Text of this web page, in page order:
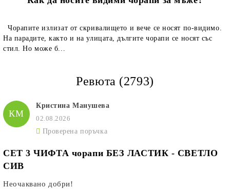
Чорапите излизат от скривалището и вече се носят по-видимо.
На парадите, както и на улицата, дългите чорапи се носят със
стил. Но може б...
Ревюта (2793)
КМ
Кристина Манушева
02.08.2026
Проверена поръчка
СЕТ 3 ЧИФТА чорапи БЕЗ ЛАСТИК - СВЕТЛО
СИВ
Неочаквано добри!